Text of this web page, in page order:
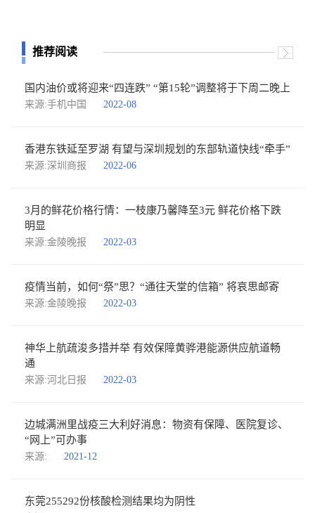
推荐阅读
国内油价或将迎来“四连跌” “第15轮”调整将于下周二晚上
来源:手机中国 2022-08
香港东铁延至罗湖 有望与深圳规划的东部轨道快线“牵手”
来源:深圳商报 2022-06
3月的鲜花价格行情：一枝康乃馨降至3元 鲜花价格下跌
明显
来源:金陵晚报 2022-03
疫情当前，如何“祭”思？“通往天堂的信箱” 将哀思邮寄
来源:金陵晚报 2022-03
神华上航疏浚多措并举 有效保障黄骅港能源供应航道畅
通
来源:河北日报 2022-03
边城满洲里战疫三大利好消息：物资有保障、医院复诊、
“网上”可办事
来源: 2021-12
东莞255292份核酸检测结果均为阴性